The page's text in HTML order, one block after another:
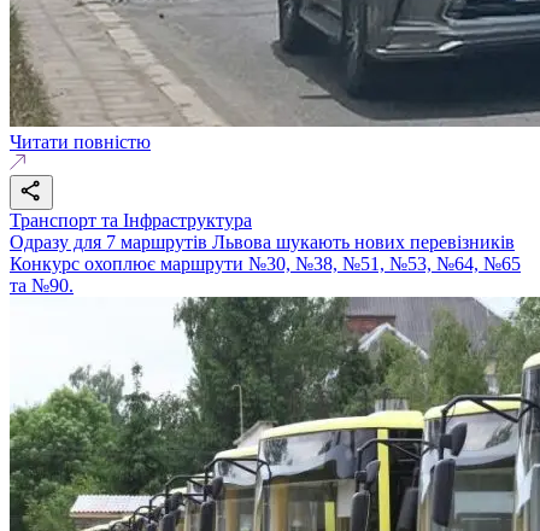
Читати повністю
Транспорт та Інфраструктура
Одразу для 7 маршрутів Львова шукають нових перевізників
Конкурс охоплює маршрути №30, №38, №51, №53, №64, №65
та №90.